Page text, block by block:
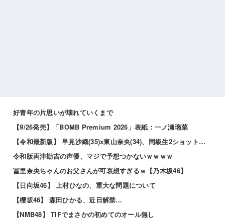
好青年の片思いが壊れていくまで
【9/26発売】「BOMB Premium 2026」表紙：一ノ瀬瑠菜
【令和最新版】 早見沙織(35)x東山奈央(34)、同級生2ショット写真がこちらｗｗｗｗ
令和版両津勘吉の声優、マジで予想つかないｗｗｗｗ
冨里奈央ちゃんのお父さんが可哀想すぎるｗ【乃木坂46】
【日向坂46】 上村ひなの、重大な問題について
【櫻坂46】 森田ひかる、近日解禁...
【NMB48】 TIFでまさかの初めてのオール無し